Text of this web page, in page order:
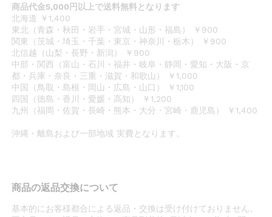
商品代金5,000円以上で送料無料となります
北海道 ￥1,400
東北（青森・秋田・岩手・宮城・山形・福島） ￥900
関東（茨城・埼玉・千葉・東京・神奈川・栃木） ￥900
北信越（山梨・長野・新潟） ￥900
中部・関西（富山・石川・福井・岐阜・静岡・愛知・大阪・京
都・兵庫・奈良・三重・滋賀・和歌山） ￥1,000
中国（鳥取・島根・岡山・広島・山口） ￥1,100
四国（徳島・香川・愛媛・高知） ￥1,200
九州（福岡・佐賀・長崎・熊本・大分・宮崎・鹿児島） ￥1,400
沖縄・離島および一部地域 実費となります。
商品の返品交換について
基本的にお客様都合による返品・交換は受け付けておりません。